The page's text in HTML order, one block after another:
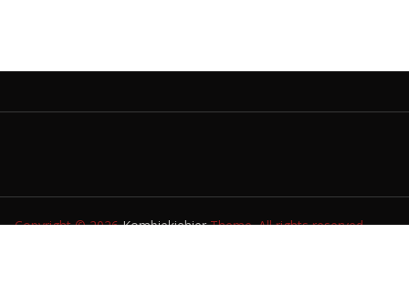
Copyright © 2026KombiekiehierTheme. All rights reserved.